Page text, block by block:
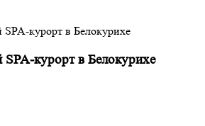
курорт в Белокурихе